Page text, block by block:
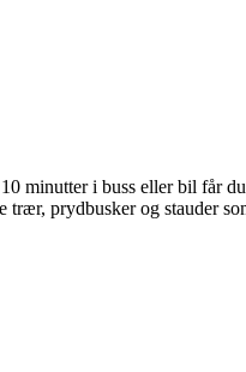
minutter i buss eller bil får
prydbusker og stauder